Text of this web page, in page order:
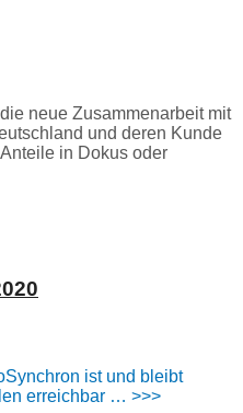
neue Zusammenarbeit mit
und deren Kunde
in Dokus oder
ist und bleibt
erreichbar … >>>